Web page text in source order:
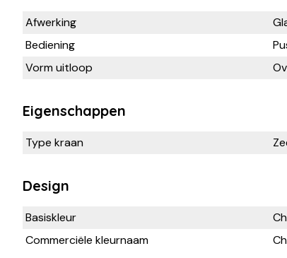
Afwerking
Bediening
Vorm uitloop
Eigenschappen
Type kraan
Design
Basiskleur
Commerciële kleurnaam